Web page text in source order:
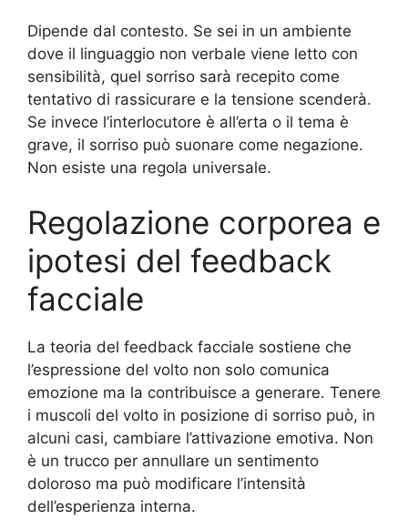
Dipende dal contesto. Se sei in un ambiente
dove il linguaggio non verbale viene letto con
sensibilità, quel sorriso sarà recepito come
tentativo di rassicurare e la tensione scenderà.
Se invece l’interlocutore è all’erta o il tema è
grave, il sorriso può suonare come negazione.
Non esiste una regola universale.
Regolazione corporea e
ipotesi del feedback
facciale
La teoria del feedback facciale sostiene che
l’espressione del volto non solo comunica
emozione ma la contribuisce a generare. Tenere
i muscoli del volto in posizione di sorriso può, in
alcuni casi, cambiare l’attivazione emotiva. Non
è un trucco per annullare un sentimento
doloroso ma può modificare l’intensità
dell’esperienza interna.